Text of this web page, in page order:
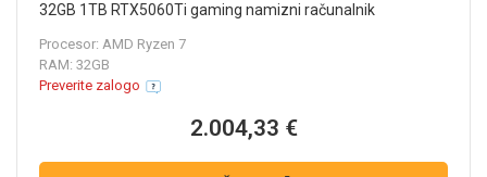
32GB 1TB RTX5060Ti gaming namizni računalnik
90YJ00ANXT
Procesor: AMD Ryzen 7
RAM: 32GB
Preverite zalogo
2.004,33 €